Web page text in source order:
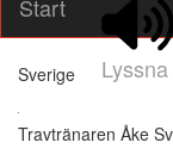
Start
Lyssna
Sverige
Travtränaren Åke